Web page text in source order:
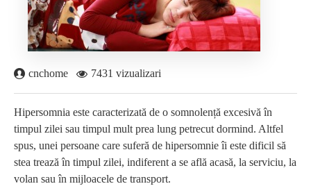
cnchome 7431 vizualizari
Hipersomnia este caracterizată de o somnolență excesivă în
timpul zilei sau timpul mult prea lung petrecut dormind. Altfel
spus, unei persoane care suferă de hipersomnie îi este dificil să
stea trează în timpul zilei, indiferent a se află acasă, la serviciu, la
volan sau în mijloacele de transport.